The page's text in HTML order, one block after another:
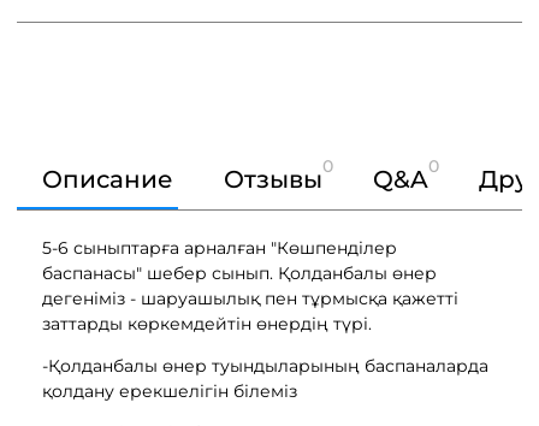
Описание Отзывы0 Q&A0
5-6 сыныптарға арналған "Көшпенділер
баспанасы" шебер сынып. Қолданбалы өнер
дегеніміз - шаруашылық пен тұрмысқа қажетті
заттарды көркемдейтін өнердің түрі.
-Қолданбалы өнер туындыларының баспаналарда
қолдану ерекшелігін білеміз